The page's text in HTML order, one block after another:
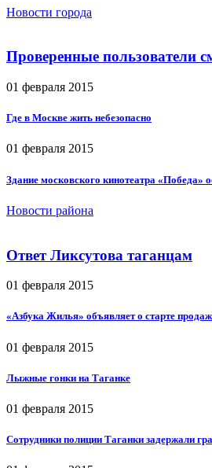
Новости города
Проверенные пользователи
01 февраля 2015
Где в Москве жить небезопасно
01 февраля 2015
Здание московского кинотеатра «Победа»
Новости района
Ответ Ликсутова таганцам
01 февраля 2015
«Азбука Жилья» объявляет о старте
01 февраля 2015
Лыжные гонки на Таганке
01 февраля 2015
Сотрудники полиции Таганки задержали